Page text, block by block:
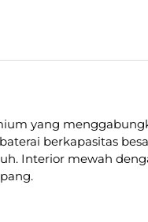
yang
berkapasitas
Interior mewah